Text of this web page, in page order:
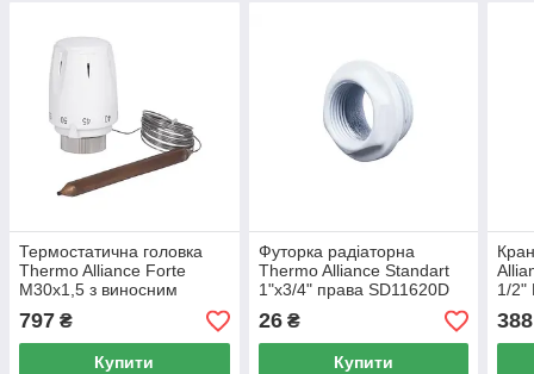
Термостатична головка
Thermo Alliance Forte
М30х1,5 з виносним
датчиком SFE010
797 ₴
Купити
Футорка радіаторна
Thermo Alliance Standart
1"х3/4" права SD11620D
26₴
Купити
1/2"
388